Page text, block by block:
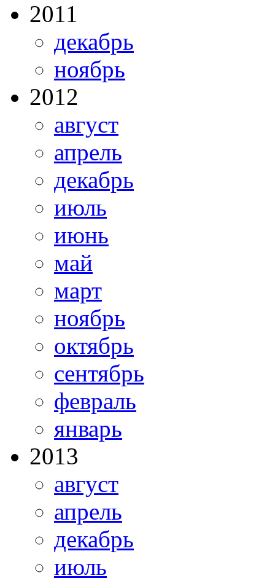
2011
декабрь
ноябрь
2012
август
апрель
декабрь
июль
июнь
май
март
ноябрь
октябрь
сентябрь
февраль
январь
2013
август
апрель
декабрь
июль